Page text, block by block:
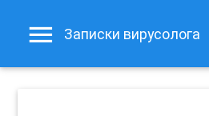
Записки вирусолога